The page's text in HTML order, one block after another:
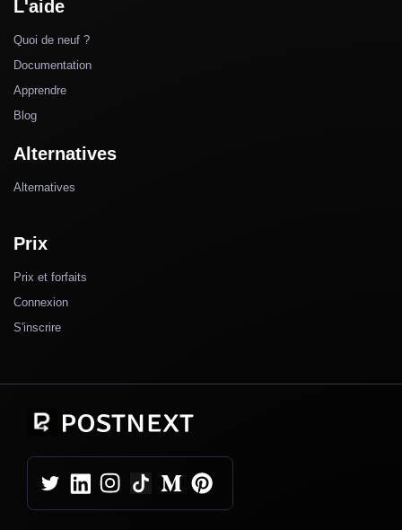
L'aide
Quoi de neuf ?
Documentation
Apprendre
Blog
Alternatives
Alternatives
Prix
Prix et forfaits
Connexion
S'inscrire